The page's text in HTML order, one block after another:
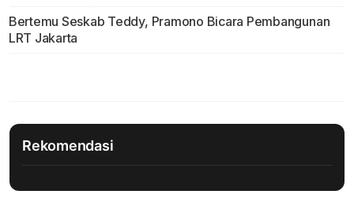
Bertemu Seskab Teddy, Pramono Bicara Pembangunan
LRT Jakarta
Rekomendasi